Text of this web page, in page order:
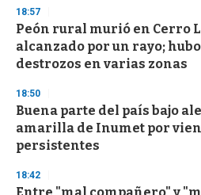
18:57
Peón rural murió en Cerro
alcanzado por un rayo;
destrozos en varias zonas
18:50
Buena parte del país bajo
amarilla de Inumet por
persistentes
18:42